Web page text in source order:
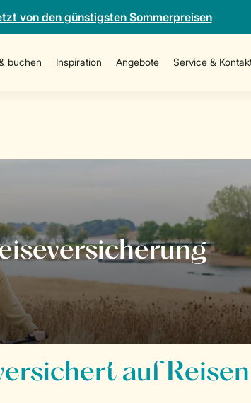
von den günstigsten Sommerpreisen
buchen Inspiration Angebote Service &
auf Reisen